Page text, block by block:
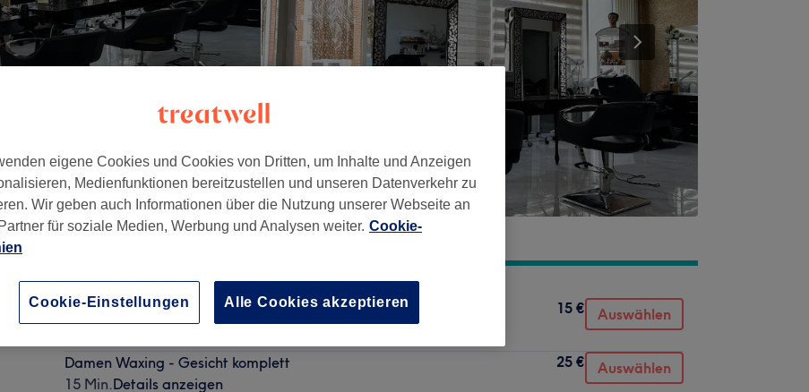
Damen Waxing - Achseln
20 Min.Details anzeigen
15 € Auswählen
Damen Waxing - Gesicht komplett
15 Min.Details anzeigen
25 € Auswählen
eigene Cookies und Cookies von Dritten, um Inhalte und Anzeigen
Medienfunktionen bereitzustellen und unseren Datenverkehr zu
Wir geben auch Informationen über die Nutzung unserer Webseite an
für soziale Medien, Werbung und Analysen weiter. Cookie-
Cookie-Einstellungen Alle Cookies akzeptieren